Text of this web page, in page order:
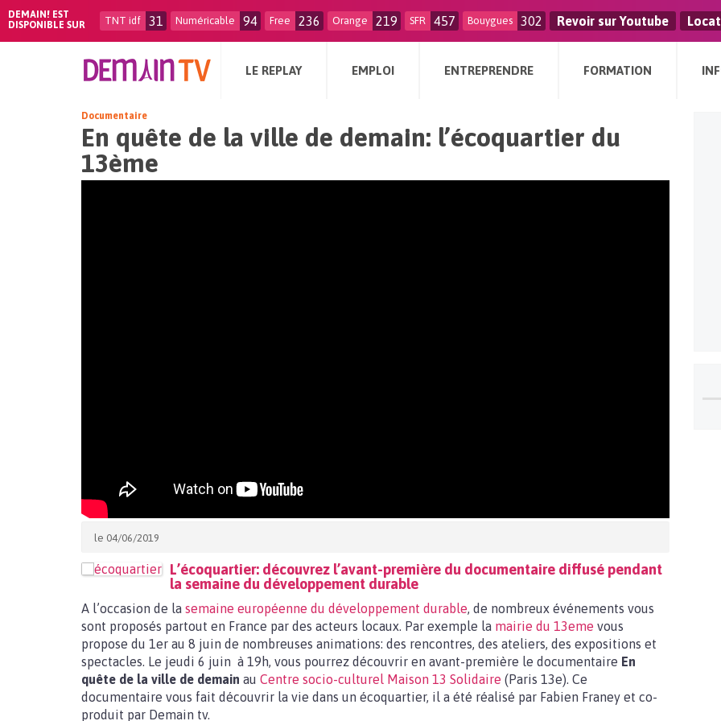
DEMAIN! EST
DISPONIBLE SUR
TNT idf 31 Numéricable 94 Free 236 Orange 219 SFR 457 Bouygues 302 Revoir sur Youtube
LE REPLAY EMPLOI ENTREPRENDRE FORMATION
Documentaire
En quête de la ville de demain: l’écoquartier du
13ème
le 04/06/2019
L’écoquartier: découvrez l’avant-première du documentaire diffusé pendant
la semaine du développement durable
A l’occasion de la semaine européenne du développement durable, de nombreux événements vous
sont proposés partout en France par des acteurs locaux. Par exemple la mairie du 13eme vous
propose du 1er au 8 juin de nombreuses animations: des rencontres, des ateliers, des expositions et
spectacles. Le jeudi 6 juin à 19h, vous pourrez découvrir en avant-première le documentaire En
quête de la ville de demain au Centre socio-culturel Maison 13 Solidaire (Paris 13e). Ce
documentaire vous fait découvrir la vie dans un écoquartier, il a été réalisé par Fabien Franey et co-
produit par Demain tv.